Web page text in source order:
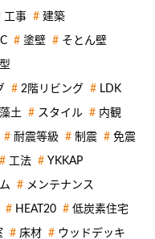
工事 建築
塗壁 そとん壁
2階リビング LDK
土 スタイル 内観
耐震等級 制震 免震
工法 YKKAP
メンテナンス
HEAT20 低炭素住宅
床材 ウッドデッキ